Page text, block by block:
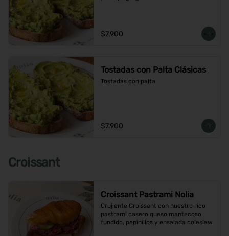
$7.900
Tostadas con Palta Clásicas
Tostadas con palta
$7.900
Croissant
Croissant Pastrami Nolia
Crujiente Croissant con nuestro rico
pastrami casero queso mantecoso
fundido, pepinillos y ensalada coleslaw